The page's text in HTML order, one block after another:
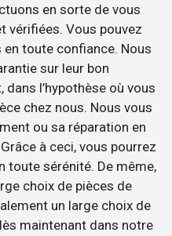
en sorte de vous
vérifiées. Vous pouvez
toute confiance. Nous
sur leur bon
l’hypothèse où vous
chez nous. Nous vous
ou sa réparation en
à ceci, vous pourrez
toute sérénité. De même,
choix de pièces de
un large choix de
maintenant dans notre